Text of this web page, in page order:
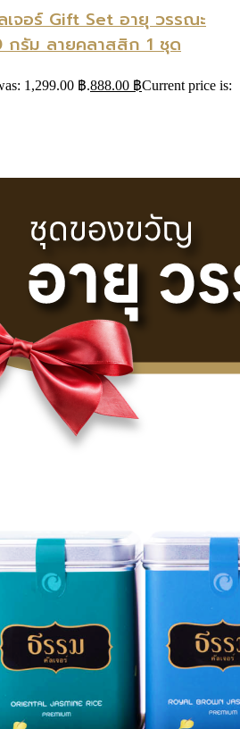
จอร์ Gift Set อายุ วรรณะ
กรัม ลายคลาสสิก 1 ชุด
1,299.00 ฿.888.00 ฿Current price is: